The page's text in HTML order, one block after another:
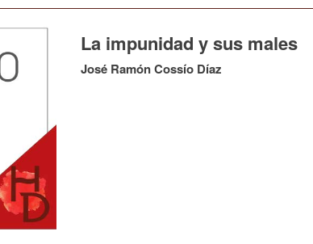
La impunidad y sus males
José Ramón Cossío Díaz